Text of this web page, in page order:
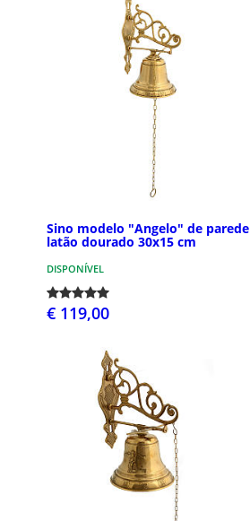
Sino modelo "Angelo" de parede
latão dourado 30x15 cm
DISPONÍVEL
€ 119,00